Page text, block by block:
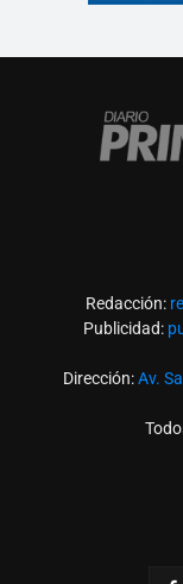
Redacción:
Publicidad:
Dirección:Av.